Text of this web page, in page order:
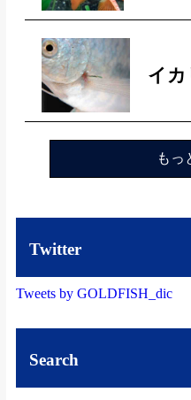
イカ
もっ
Twitter
Tweets by GOLDFISH_dic
Search